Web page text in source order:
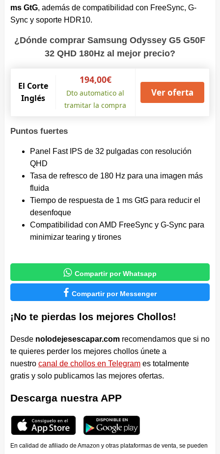
ms GtG, además de compatibilidad con FreeSync, G-
Sync y soporte HDR10.
¿Dónde comprar Samsung Odyssey G5 G50F
32 QHD 180Hz al mejor precio?
El Corte
Inglés
194,00€
Dto automatico al
tramitar la compra
Ver oferta
Puntos fuertes
Panel Fast IPS de 32 pulgadas con resolución
QHD
Tasa de refresco de 180 Hz para una imagen más
fluida
Tiempo de respuesta de 1 ms GtG para reducir el
desenfoque
Compatibilidad con AMD FreeSync y G-Sync para
minimizar tearing y tirones
 Compartir por Whatsapp
 Compartir por Messenger
¡No te pierdas los mejores Chollos!
Desde nolodejesescapar.comrecomendamos que si no
te quieres perder los mejores chollos únete a
nuestro canal de chollos en Telegrames totalmente
gratis y solo publicamos las mejores ofertas.
Descarga nuestra APP
En calidad de afiliado de Amazon y otras plataformas de venta, se pueden